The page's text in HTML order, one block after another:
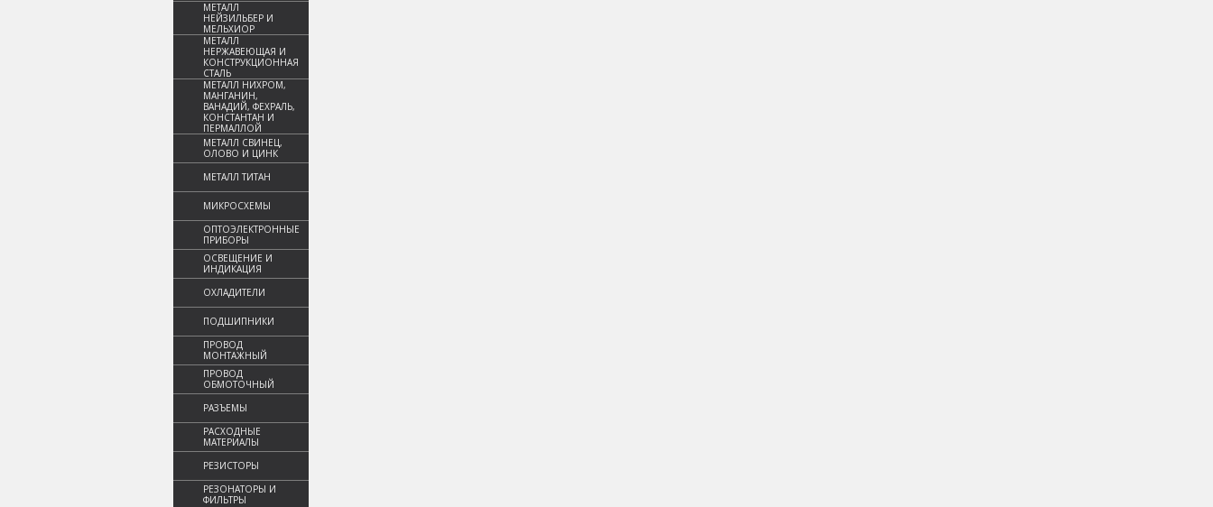
МЕТАЛЛ
НЕЙЗИЛЬБЕР И
МЕЛЬХИОР
МЕТАЛЛ
НЕРЖАВЕЮЩАЯ И
КОНСТРУКЦИОННАЯ
СТАЛЬ
МЕТАЛЛ НИХРОМ,
МАНГАНИН,
ВАНАДИЙ, ФЕХРАЛЬ,
КОНСТАНТАН И
ПЕРМАЛЛОЙ
МЕТАЛЛ СВИНЕЦ,
ОЛОВО И ЦИНК
МЕТАЛЛ ТИТАН
МИКРОСХЕМЫ
ОПТОЭЛЕКТРОННЫЕ
ПРИБОРЫ
ОСВЕЩЕНИЕ И
ИНДИКАЦИЯ
ОХЛАДИТЕЛИ
ПОДШИПНИКИ
ПРОВОД
МОНТАЖНЫЙ
ПРОВОД
ОБМОТОЧНЫЙ
РАЗЪЕМЫ
РАСХОДНЫЕ
МАТЕРИАЛЫ
РЕЗИСТОРЫ
РЕЗОНАТОРЫ И
ФИЛЬТРЫ